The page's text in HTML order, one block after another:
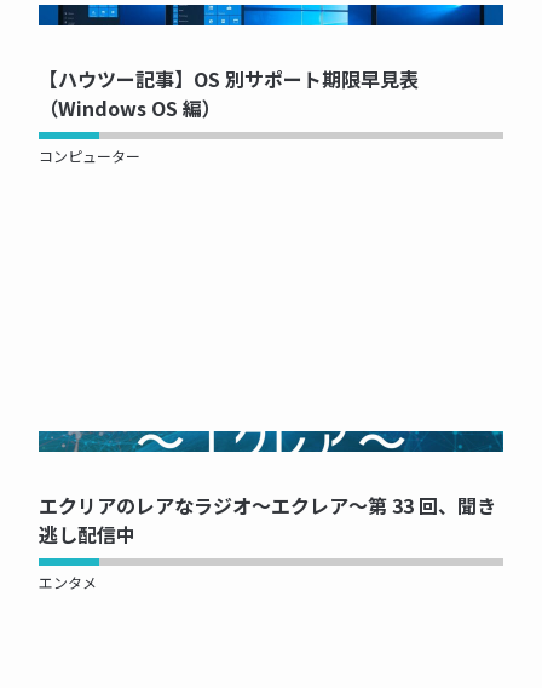
NOW PRINTING...
【ハウツー記事】OS 別サポート期限早見表
（Windows OS 編）
コンピューター
NOW PRINTING...
エクリアのレアなラジオ～エクレア～第 33 回、聞き
逃し配信中
エンタメ